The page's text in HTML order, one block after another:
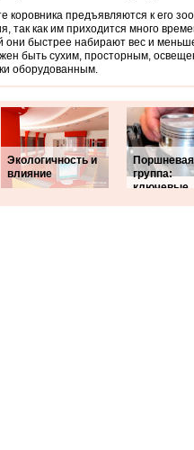
коровника предъявляются к его
так как им приходится много
они быстрее набирают вес и
быть сухим, просторным,
оборудованным.
Экологичность и
влияние
Поршневая
группа:
ключевые